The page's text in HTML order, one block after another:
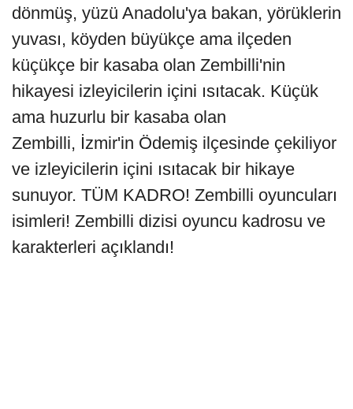
dönmüş, yüzü Anadolu'ya bakan, yörüklerin
yuvası, köyden büyükçe ama ilçeden
küçükçe bir kasaba olan Zembilli'nin
hikayesi izleyicilerin içini ısıtacak. Küçük
ama huzurlu bir kasaba olan
Zembilli, İzmir'in Ödemiş ilçesinde çekiliyor
ve izleyicilerin içini ısıtacak bir hikaye
sunuyor. TÜM KADRO! Zembilli oyuncuları
isimleri! Zembilli dizisi oyuncu kadrosu ve
karakterleri açıklandı!